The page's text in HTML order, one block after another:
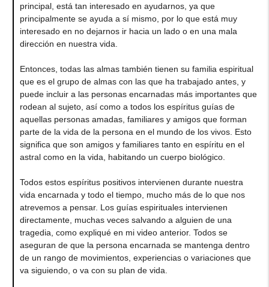
principal, está tan interesado en ayudarnos, ya que
principalmente se ayuda a sí mismo, por lo que está muy
interesado en no dejarnos ir hacia un lado o en una mala
dirección en nuestra vida.
Entonces, todas las almas también tienen su familia espiritual
que es el grupo de almas con las que ha trabajado antes, y
puede incluir a las personas encarnadas más importantes que
rodean al sujeto, así como a todos los espíritus guías de
aquellas personas amadas, familiares y amigos que forman
parte de la vida de la persona en el mundo de los vivos. Esto
significa que son amigos y familiares tanto en espíritu en el
astral como en la vida, habitando un cuerpo biológico.
Todos estos espíritus positivos intervienen durante nuestra
vida encarnada y todo el tiempo, mucho más de lo que nos
atrevemos a pensar. Los guías espirituales intervienen
directamente, muchas veces salvando a alguien de una
tragedia, como expliqué en mi video anterior. Todos se
aseguran de que la persona encarnada se mantenga dentro
de un rango de movimientos, experiencias o variaciones que
va siguiendo, o va con su plan de vida.